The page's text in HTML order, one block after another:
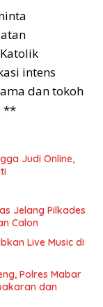
intens
dan tokoh
**
Judi Online,
Jelang Pilkades
Calon
Live Music di
Polres Mabar
dan